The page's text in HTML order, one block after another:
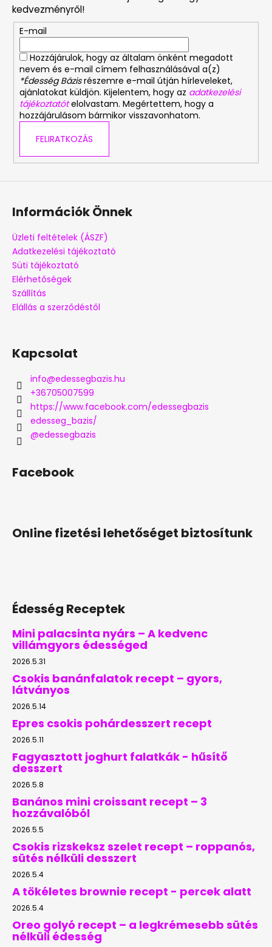
kedvezményről!
E-mail
Hozzájárulok, hogy az általam önként megadott
nevem és e-mail címem felhasználásával a(z)
*Édesség Bázisrészemre e-mail útján hírleveleket,
ajánlatokat küldjön. Kijelentem, hogy az adatkezelési
tájékoztatót elolvastam. Megértettem, hogy a
hozzájárulásom bármikor visszavonhatom.
FELIRATKOZÁS
Információk Önnek
Üzleti feltételek (ÁSZF)
Adatkezelési tájékoztató
Süti tájékoztató
Elérhetőségek
Szállítás
Elállás a szerződéstől
Kapcsolat
info@edessegbazis.hu
+36705007599
https://www.facebook.com/edessegbazis
edesseg_bazis/
@edessegbazis
Facebook
Online fizetési lehetőséget biztosítunk
Édesség Receptek
Mini palacsinta nyárs – A kedvenc
villámgyors édességed
2026.5.31
Csokis banánfalatok recept – gyors,
látványos
2026.5.14
Epres csokis pohárdesszert recept
2026.5.11
Fagyasztott joghurt falatkák - hűsítő
desszert
2026.5.8
Banános mini croissant recept – 3
hozzávalóból
2026.5.5
Csokis rizskeksz szelet recept – roppanós,
sütés nélküli desszert
2026.5.4
A tökéletes brownie recept - percek alatt
2026.5.4
Oreo golyó recept – a legkrémesebb sütés
nélküli édesség